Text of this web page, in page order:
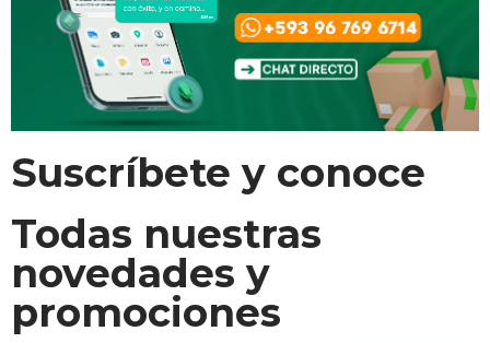
Suscríbete y conoce
Todas nuestras
novedades y
promociones